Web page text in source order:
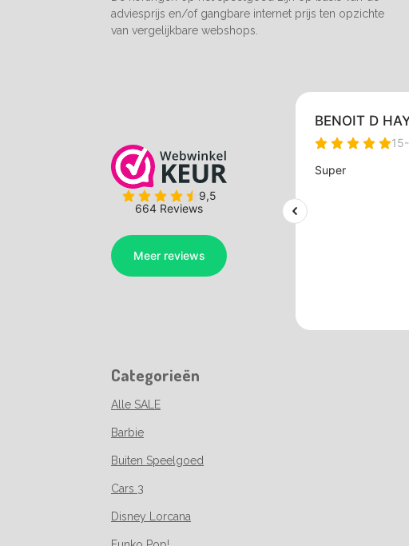
adviesprijs en/of gangbare internet prijs ten opzichte
van vergelijkbare webshops.
Categorieën
Alle SALE
Barbie
Buiten Speelgoed
Cars 3
Disney Lorcana